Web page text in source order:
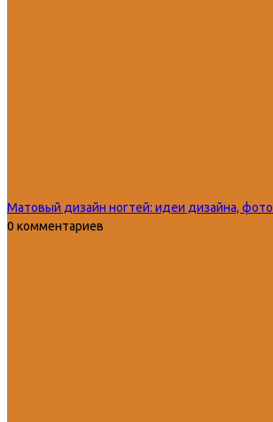
Матовый дизайн ногтей: идеи дизайна, фото
0 комментариев